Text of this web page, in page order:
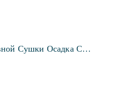
Сушки Осадка С